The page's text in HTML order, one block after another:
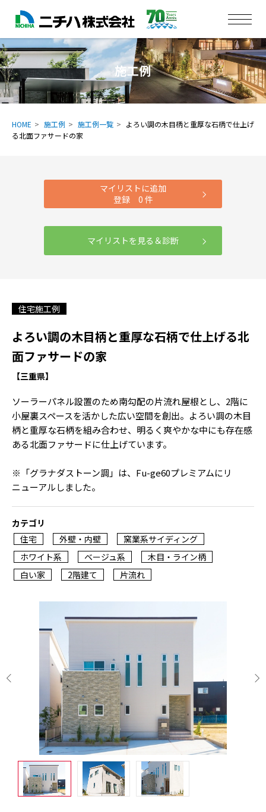
施工例
HOME 施工例 施工例一覧
よろい調の木目柄と重厚な石柄で仕上げ
る北面ファサードの家
マイリストに追加
登録 0 件
マイリストを見る＆診断
住宅施工例
よろい調の木目柄と重厚な石柄で仕上げる北
面ファサードの家
【三重県】
ソーラーパネル設置のため南勾配の片流れ屋根とし、2階に
小屋裏スペースを活かした広い空間を創出。よろい調の木目
柄と重厚な石柄を組み合わせ、明るく爽やかな中にも存在感
ある北面ファサードに仕上げています。
※「グラナダストーン調」は、Fu-ge60プレミアムにリ
ニューアルしました。
カテゴリ
住宅
外壁・内壁
窯業系サイディング
ホワイト系
ベージュ系
木目・ライン柄
白い家
2階建て 片流れ